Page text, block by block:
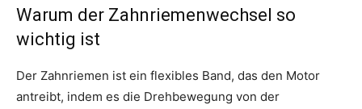
Warum der Zahnriemenwechsel so
wichtig ist
Der Zahnriemen ist ein flexibles Band, das den Motor
antreibt, indem es die Drehbewegung von der